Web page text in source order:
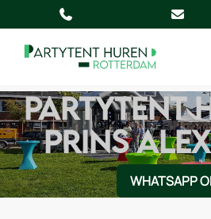
PARTYTENT
PRINS
WHATSAPP